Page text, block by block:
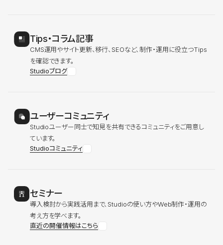
Tips・コラム記事
CMS運用やサイト更新、移行、SEOなど、制作・運用に役立つTips
を確認できます。
Studioブログ
ユーザーコミュニティ
Studioユーザー同士で知見を共有できるコミュニティをご用意し
ています。
Studioコミュニティ
セミナー
導入検討から実践活用まで、Studioの使い方やWeb制作・運用の
考え方を学べます。
直近の開催情報はこちら